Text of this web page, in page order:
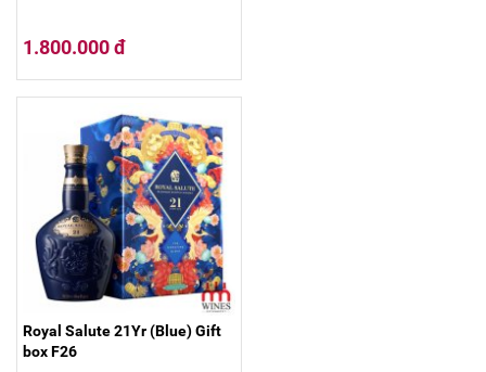
1.800.000 đ
Royal Salute 21Yr (Blue) Gift
box F26